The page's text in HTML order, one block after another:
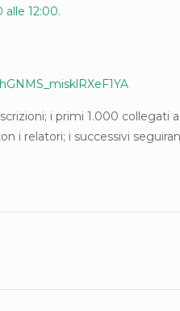
12:00.
i primi 1.000 collegati
i relatori; i successivi